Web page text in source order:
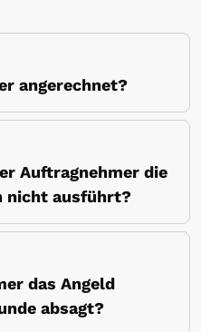
angerechnet?
Auftragnehmer die
nicht ausführt?
das Angeld
absagt?